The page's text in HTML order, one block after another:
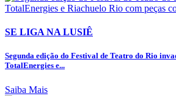
SE LIGA NA LUSIÊ
Segunda edição do Festival de Teatro do Rio
TotalEnergies e...
Saiba Mais